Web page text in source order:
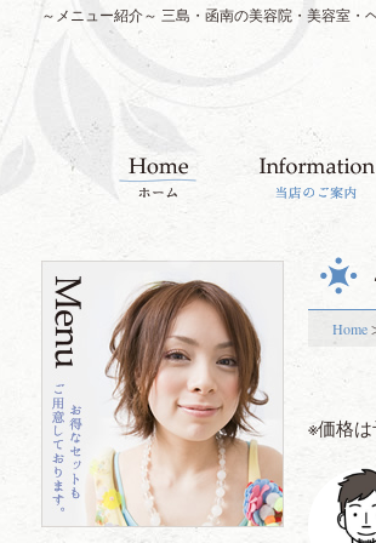
～メニュー紹介～ 三島・函南の美容院・美容室・
Home
※価格